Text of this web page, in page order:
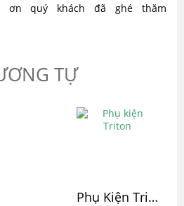
ơn quý khách đã ghé thăm
TỰ
Phụ Kiện Triton